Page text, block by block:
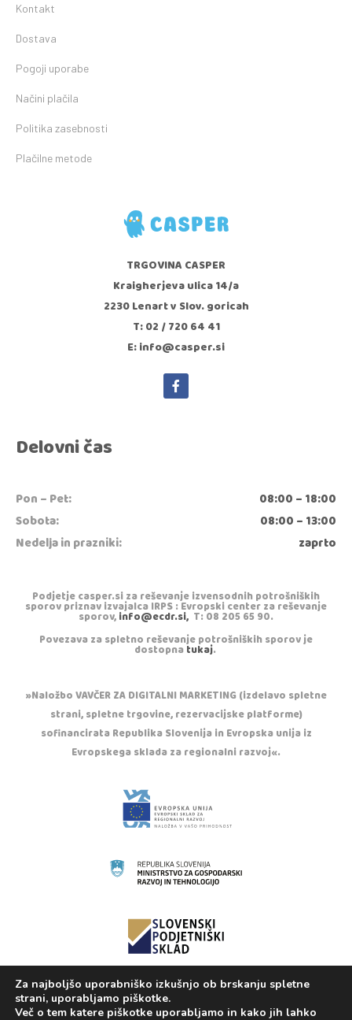
Kontakt
Dostava
Pogoji uporabe
Načini plačila
Politika zasebnosti
Plačilne metode
TRGOVINA CASPER
Kraigherjeva ulica 14/a
2230 Lenart v Slov. goricah
T: 02 / 720 64 41
E: info@casper.si
Delovni čas
Pon – Pet:
08:00 – 18:00
Sobota:
08:00 – 13:00
Nedelja in prazniki:
zaprto
Podjetje casper.si za reševanje izvensodnih potrošniških
sporov priznav izvajalca IRPS : Evropski center za reševanje
sporov,info@ecdr.si, T: 08 205 65 90.
Povezava za spletno reševanje potrošniških sporov je
dostopnatukaj.
»Naložbo VAVČER ZA DIGITALNI MARKETING (izdelavo spletne
strani, spletne trgovine, rezervacijske platforme)
sofinancirata Republika Slovenija in Evropska unija iz
Evropskega sklada za regionalni razvoj«.
Copyright © 2020 Otroška trgovina Casper. Vse
pravice pridržane.
Za najboljšo uporabniško izkušnjo ob brskanju spletne
strani, uporabljamo piškotke.
Več o tem katere piškotke uporabljamo in kako jih lahko